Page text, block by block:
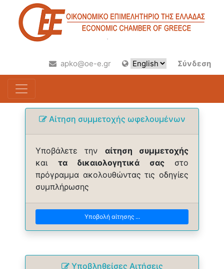
apko@oe-e.gr Σύνδεση
Αίτηση συμμετοχής ωφελουμένων
Υποβάλετε την αίτηση συμμετοχής
και τα δικαιολογητικά σαςστο
πρόγραμμα ακολουθώντας τις οδηγίες
συμπλήρωσης
Υποβολή αίτησης ...
Yποβληθείσες Αιτήσεις